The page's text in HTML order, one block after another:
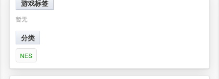
游戏标签
暂无
分类
NES